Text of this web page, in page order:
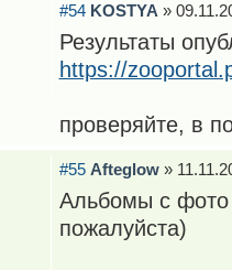
#54 KOSTYA »
Результаты
https://
проверяйте, в
#55 Afteglow»
Альбомы с фото
пожалуйста)